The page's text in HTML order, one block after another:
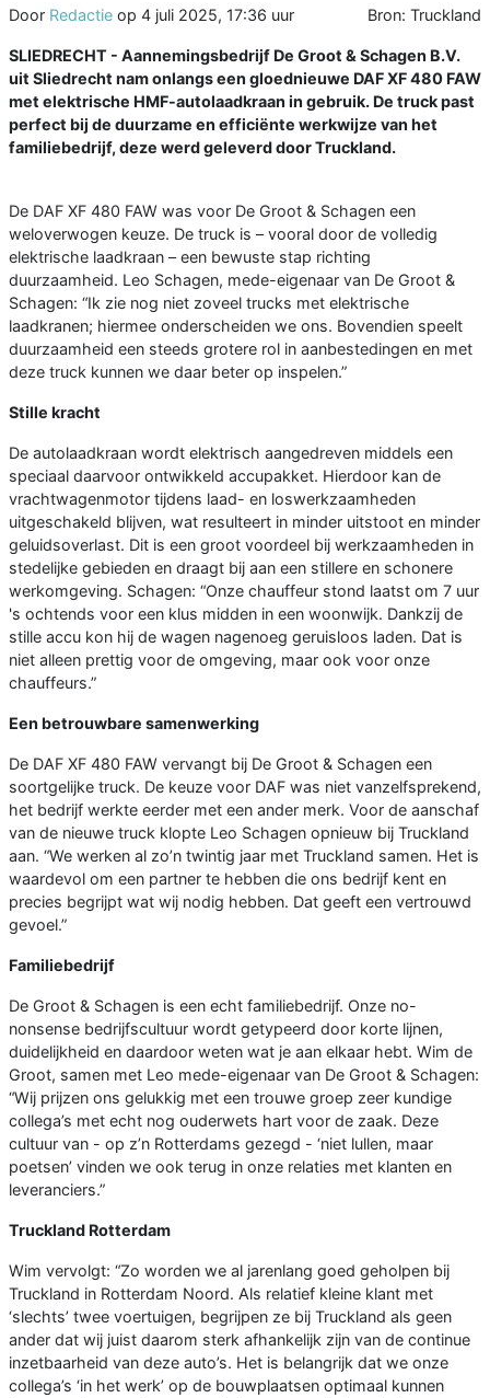
Door Redactie op 4 juli 2025, 17:36 uur Bron: Truckland
SLIEDRECHT - Aannemingsbedrijf De Groot & Schagen B.V.
uit Sliedrecht nam onlangs een gloednieuwe DAF XF 480 FAW
met elektrische HMF-autolaadkraan in gebruik. De truck past
perfect bij de duurzame en efficiënte werkwijze van het
familiebedrijf, deze werd geleverd door Truckland.
De DAF XF 480 FAW was voor De Groot & Schagen een
weloverwogen keuze. De truck is – vooral door de volledig
elektrische laadkraan – een bewuste stap richting
duurzaamheid. Leo Schagen, mede-eigenaar van De Groot &
Schagen: “Ik zie nog niet zoveel trucks met elektrische
laadkranen; hiermee onderscheiden we ons. Bovendien speelt
duurzaamheid een steeds grotere rol in aanbestedingen en met
deze truck kunnen we daar beter op inspelen.”
Stille kracht
De autolaadkraan wordt elektrisch aangedreven middels een
speciaal daarvoor ontwikkeld accupakket. Hierdoor kan de
vrachtwagenmotor tijdens laad- en loswerkzaamheden
uitgeschakeld blijven, wat resulteert in minder uitstoot en minder
geluidsoverlast. Dit is een groot voordeel bij werkzaamheden in
stedelijke gebieden en draagt bij aan een stillere en schonere
werkomgeving. Schagen: “Onze chauffeur stond laatst om 7 uur
's ochtends voor een klus midden in een woonwijk. Dankzij de
stille accu kon hij de wagen nagenoeg geruisloos laden. Dat is
niet alleen prettig voor de omgeving, maar ook voor onze
chauffeurs.”
Een betrouwbare samenwerking
De DAF XF 480 FAW vervangt bij De Groot & Schagen een
soortgelijke truck. De keuze voor DAF was niet vanzelfsprekend,
het bedrijf werkte eerder met een ander merk. Voor de aanschaf
van de nieuwe truck klopte Leo Schagen opnieuw bij Truckland
aan. “We werken al zo’n twintig jaar met Truckland samen. Het is
waardevol om een partner te hebben die ons bedrijf kent en
precies begrijpt wat wij nodig hebben. Dat geeft een vertrouwd
gevoel.”
Familiebedrijf
De Groot & Schagen is een echt familiebedrijf. Onze no-
nonsense bedrijfscultuur wordt getypeerd door korte lijnen,
duidelijkheid en daardoor weten wat je aan elkaar hebt. Wim de
Groot, samen met Leo mede-eigenaar van De Groot & Schagen:
“Wij prijzen ons gelukkig met een trouwe groep zeer kundige
collega’s met echt nog ouderwets hart voor de zaak. Deze
cultuur van - op z’n Rotterdams gezegd - ‘niet lullen, maar
poetsen’ vinden we ook terug in onze relaties met klanten en
leveranciers.”
Truckland Rotterdam
Wim vervolgt: “Zo worden we al jarenlang goed geholpen bij
Truckland in Rotterdam Noord. Als relatief kleine klant met
‘slechts’ twee voertuigen, begrijpen ze bij Truckland als geen
ander dat wij juist daarom sterk afhankelijk zijn van de continue
inzetbaarheid van deze auto’s. Het is belangrijk dat we onze
collega’s ‘in het werk’ op de bouwplaatsen optimaal kunnen